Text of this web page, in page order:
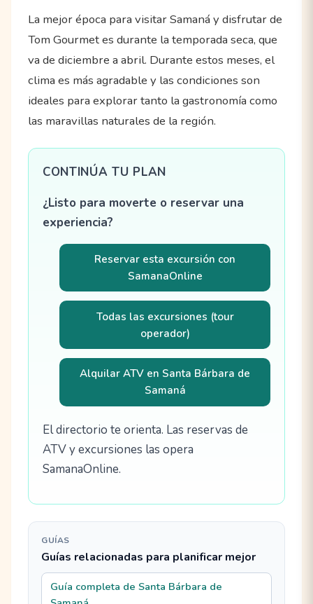
La mejor época para visitar Samaná y disfrutar de
Tom Gourmet es durante la temporada seca, que
va de diciembre a abril. Durante estos meses, el
clima es más agradable y las condiciones son
ideales para explorar tanto la gastronomía como
las maravillas naturales de la región.
CONTINÚA TU PLAN
¿Listo para moverte o reservar una
experiencia?
Reservar esta excursión con
SamanaOnline
Todas las excursiones (tour
operador)
Alquilar ATV en Santa Bárbara de
Samaná
El directorio te orienta. Las reservas de
ATV y excursiones las opera
SamanaOnline.
GUÍAS
Guías relacionadas para planificar mejor
Guía completa de Santa Bárbara de